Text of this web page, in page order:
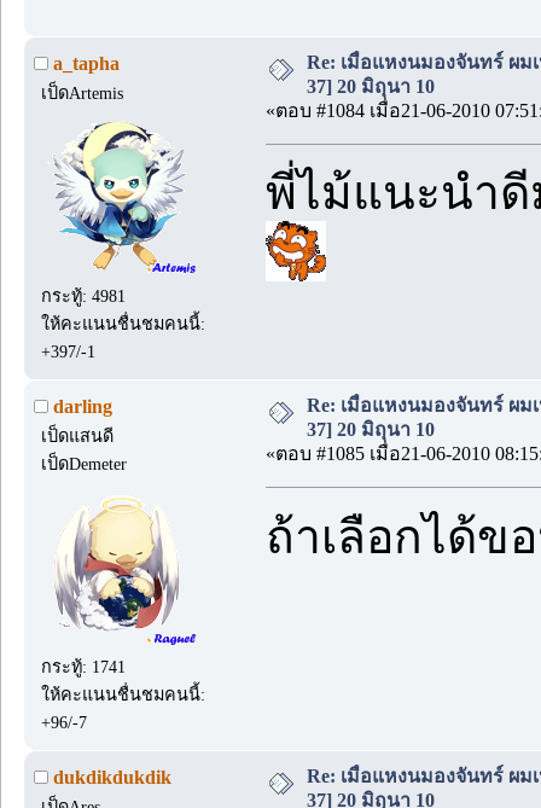
a_tapha
เป็ดArtemis
กระทู้: 4981
ให้คะแนนชื่นชมคนนี้:
+397/-1
Re: เมื่อแหงนมองจันทร์ ผม
37] 20 มิถุนา 10
«ตอบ #1084 เมื่อ21-06-2010
พี่ไม้แนะนำดี
darling
เป็ดแสนดี
เป็ดDemeter
กระทู้: 1741
ให้คะแนนชื่นชมคนนี้:
+96/-7
Re: เมื่อแหงนมองจันทร์ ผม
37] 20 มิถุนา 10
«ตอบ #1085 เมื่อ21-06-2010
ถ้าเลือกได้
dukdikdukdik
Re: เมื่อแหงนมองจันทร์ ผม
37] 20 มิถุนา 10